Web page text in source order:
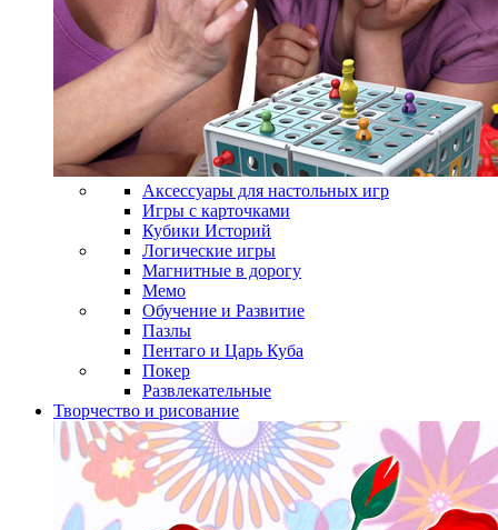
Аксессуары для настольных игр
Игры с карточками
Кубики Историй
Логические игры
Магнитные в дорогу
Мемо
Обучение и Развитие
Пазлы
Пентаго и Царь Куба
Покер
Развлекательные
Творчество и рисование